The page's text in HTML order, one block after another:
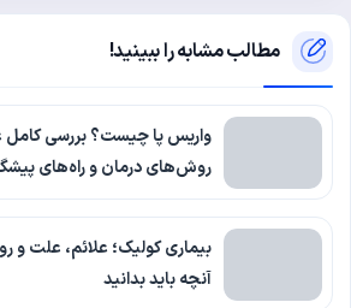
مطالب مشابه را ببینید!
واریس پا چیست؟ بررسی کامل
روش‌های درمان و راه‌های
بیماری کولیک؛ علائم، علت
آنچه باید بدانید